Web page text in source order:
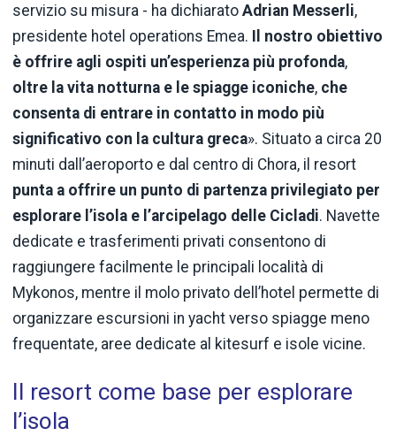
servizio su misura - ha dichiarato Adrian Messerli,
presidente hotel operations Emea. Il nostro obiettivo
è offrire agli ospiti un’esperienza più profonda,
oltre la vita notturna e le spiagge iconiche, che
consenta di entrare in contatto in modo più
significativo con la cultura greca». Situato a circa 20
minuti dall’aeroporto e dal centro di Chora, il resort
punta a offrire un punto di partenza privilegiato per
esplorare l’isola e l’arcipelago delle Cicladi. Navette
dedicate e trasferimenti privati consentono di
raggiungere facilmente le principali località di
Mykonos, mentre il molo privato dell’hotel permette di
organizzare escursioni in yacht verso spiagge meno
frequentate, aree dedicate al kitesurf e isole vicine.
Il resort come base per esplorare
l’isola